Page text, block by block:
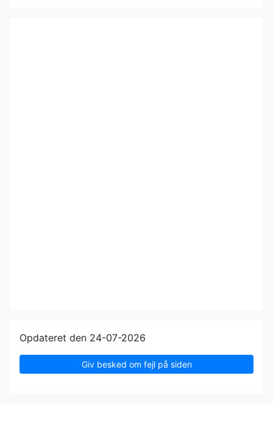
Opdateret den 24-07-2026
Giv besked om fejl på siden